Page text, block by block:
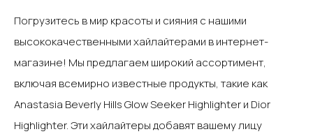
Погрузитесь в мир красоты и сияния с нашими
высококачественными хайлайтерами в интернет-
магазине! Мы предлагаем широкий ассортимент,
включая всемирно известные продукты, такие как
Anastasia Beverly Hills Glow Seeker Highlighter и Dior
Highlighter. Эти хайлайтеры добавят вашему лицу